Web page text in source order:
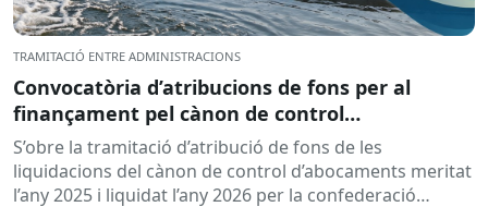
TRAMITACIÓ ENTRE ADMINISTRACIONS
Convocatòria d’atribucions de fons per al
finançament pel cànon de control
d’abocaments meritat l’any 2025 i liquidat l’any
2026
S’obre la tramitació d’atribució de fons de les
liquidacions del cànon de control d’abocaments meritat
l’any 2025 i liquidat l’any 2026 per la confederació